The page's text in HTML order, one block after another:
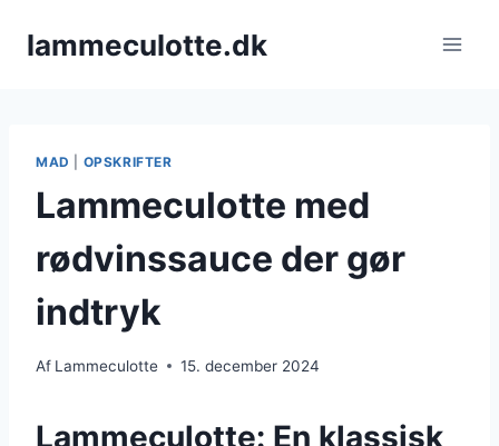
lammeculotte.dk
MAD OPSKRIFTER
Lammeculotte med
rødvinssauce der gør
indtryk
Af Lammeculotte 15. december 2024
Lammeculotte: En klassisk